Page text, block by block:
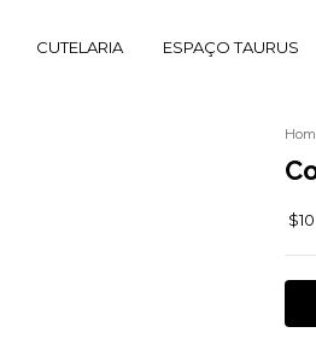
CUTELARIA ESPAÇO TAURUS